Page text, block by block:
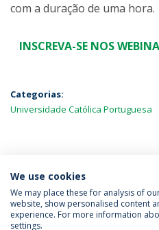
com a duração de uma hora.
INSCREVA-SE NOS
Categorias:
Universidade Católica Portuguesa
MAIS NOTÍCIAS
Política de Privacidade
We use cookies
We may place these for analysis of
website, show personalised content
experience. For more information
settings.